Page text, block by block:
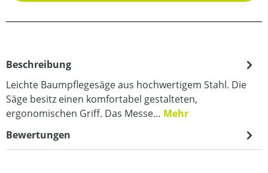
Beschreibung
Leichte Baumpflegesäge aus hochwertigem Stahl. Die
Säge besitz einen komfortabel gestalteten,
ergonomischen Griff. Das Messe… Mehr
Bewertungen